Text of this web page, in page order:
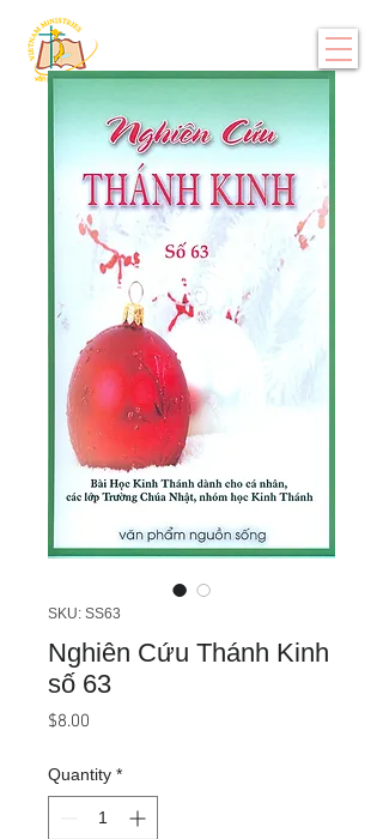
SKU: SS63
Nghiên Cứu Thánh Kinh
số 63
$8.00
Quantity *